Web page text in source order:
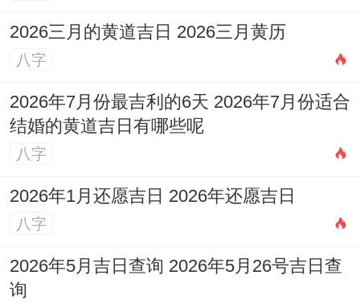
为了确保开业典礼顺利进行并讨得好彩头；
吉时选择:选定吉日后。还需选择吉时举行
开幕仪式，通常选择当日的「吉时」段.如卯
时、巳时、午时等，避免在「凶时」进行举
足轻重活动.
主人避忌:开业当天主人不宜与日辰相冲，
若不可避免;可请生肖相合的亲友代为剪彩或
2026三月的黄道吉日 2026三月黄历
八字
2026年7月份最吉利的6天 2026年7月份适合
结婚的黄道吉日有哪些呢
八字
2026年1月还愿吉日 2026年还愿吉日
八字
2026年5月吉日查询 2026年5月26号吉日查
询